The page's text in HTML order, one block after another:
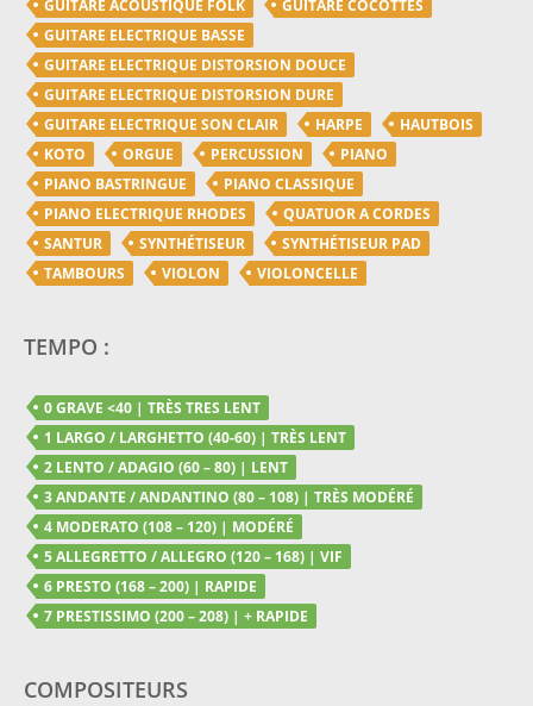
GUITARE ACOUSTIQUE FOLK
GUITARE COCOTTES
GUITARE ELECTRIQUE BASSE
GUITARE ELECTRIQUE DISTORSION DOUCE
GUITARE ELECTRIQUE DISTORSION DURE
GUITARE ELECTRIQUE SON CLAIR
HARPE
HAUTBOIS
KOTO
ORGUE PERCUSSION
PIANO
PIANO BASTRINGUE
PIANO CLASSIQUE
PIANO ELECTRIQUE RHODES
QUATUOR A CORDES
SANTUR
SYNTHÉTISEUR
SYNTHÉTISEUR PAD
TAMBOURS
VIOLON VIOLONCELLE
TEMPO :
0 GRAVE <40 | TRÈS TRES LENT
1 LARGO / LARGHETTO (40-60) | TRÈS LENT
2 LENTO / ADAGIO (60 – 80) | LENT
3 ANDANTE / ANDANTINO (80 – 108) | TRÈS MODÉRÉ
4 MODERATO (108 – 120) | MODÉRÉ
5 ALLEGRETTO / ALLEGRO (120 – 168) | VIF
6 PRESTO (168 – 200) | RAPIDE
7 PRESTISSIMO (200 – 208) | + RAPIDE
COMPOSITEURS